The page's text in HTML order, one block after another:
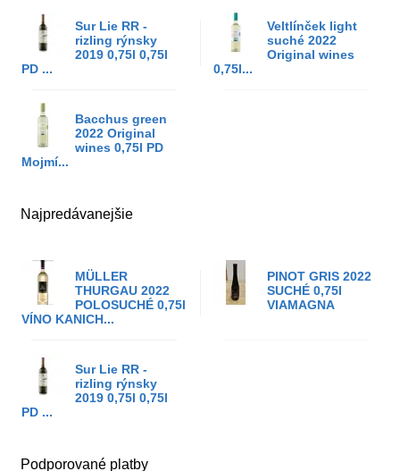
Sur Lie RR -
rizling rýnsky
2019 0,75l 0,75l
PD ...
Veltlínček light
suché 2022
Original wines
0,75l...
Bacchus green
2022 Original
wines 0,75l PD
Mojmí...
Najpredávanejšie
MÜLLER
THURGAU 2022
POLOSUCHÉ 0,75l
VÍNO KANICH...
PINOT GRIS 2022
SUCHÉ 0,75l
VIAMAGNA
Sur Lie RR -
rizling rýnsky
2019 0,75l 0,75l
PD ...
Podporované platby